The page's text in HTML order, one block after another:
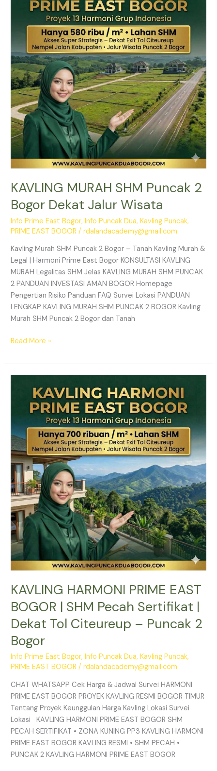
KAVLING MURAH SHM Puncak 2
Bogor Dekat Jalur Wisata
Info Prime East Bogor,Info Puncak Dua,Kavling Puncak,
PRIME EAST BOGOR /rdalandacademy@gmail.com
Kavling Murah SHM Puncak 2 Bogor – Tanah Kavling Murah &
Legal | Harmoni Prime East Bogor KONSULTASI KAVLING
MURAH Legalitas SHM Jelas KAVLING MURAH SHM PUNCAK
2 PANDUAN INVESTASI AMAN BOGOR Homepage
Pengertian Risiko Panduan FAQ Survei Lokasi PANDUAN
LENGKAP KAVLING MURAH SHM PUNCAK 2 BOGOR Kavling
Murah SHM Puncak 2 Bogor dan Tanah
Puncak
Jalur
Wisata
Read More »
KAVLING HARMONI PRIME EAST
BOGOR | SHM Pecah Sertifikat |
Dekat Tol Citeureup – Puncak 2
Bogor
Info Prime East Bogor,Info Puncak Dua,Kavling Puncak,
PRIME EAST BOGOR /rdalandacademy@gmail.com
CHAT WHATSAPP Cek Harga & Jadwal Survei HARMONI
PRIME EAST BOGOR PROYEK KAVLING RESMI BOGOR TIMUR
Tentang Proyek Keunggulan Harga Kavling Lokasi Survei
Lokasi KAVLING HARMONI PRIME EAST BOGOR SHM
PECAH SERTIFIKAT • ZONA KUNING PP3 KAVLING HARMONI
PRIME EAST BOGOR KAVLING RESMI • SHM PECAH •
PUNCAK 2 KAVLING HARMONI PRIME EAST BOGOR
HARMONI
BOGOR
|
SHM
Pecah
Sertifikat
|
Dekat
Tol
Citeureup
–
Puncak
2